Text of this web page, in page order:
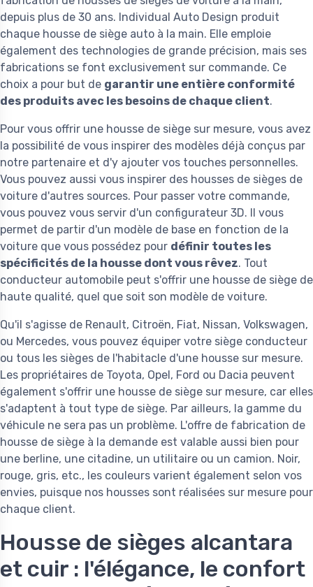
depuis plus de 30 ans. Individual Auto Design produit
chaque housse de siège auto à la main. Elle emploie
également des technologies de grande précision, mais ses
fabrications se font exclusivement sur commande. Ce
choix a pour but de garantir une entière conformité
des produits avec les besoins de chaque client.
Pour vous offrir une housse de siège sur mesure, vous avez
la possibilité de vous inspirer des modèles déjà conçus par
notre partenaire et d'y ajouter vos touches personnelles.
Vous pouvez aussi vous inspirer des housses de sièges de
voiture d'autres sources. Pour passer votre commande,
vous pouvez vous servir d'un configurateur 3D. Il vous
permet de partir d'un modèle de base en fonction de la
voiture que vous possédez pour définir toutes les
spécificités de la housse dont vous rêvez. Tout
conducteur automobile peut s'offrir une housse de siège de
haute qualité, quel que soit son modèle de voiture.
Qu'il s'agisse de Renault, Citroën, Fiat, Nissan, Volkswagen,
ou Mercedes, vous pouvez équiper votre siège conducteur
ou tous les sièges de l'habitacle d'une housse sur mesure.
Les propriétaires de Toyota, Opel, Ford ou Dacia peuvent
également s'offrir une housse de siège sur mesure, car elles
s'adaptent à tout type de siège. Par ailleurs, la gamme du
véhicule ne sera pas un problème. L'offre de fabrication de
housse de siège à la demande est valable aussi bien pour
une berline, une citadine, un utilitaire ou un camion. Noir,
rouge, gris, etc., les couleurs varient également selon vos
envies, puisque nos housses sont réalisées sur mesure pour
chaque client.
Housse de sièges alcantara
et cuir : l'élégance, le confort